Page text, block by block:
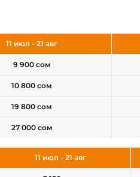
11 июл - 21 авг
9 900 сом
10 800 сом
19 800 сом
27 000 сом
11 июл - 21 авг